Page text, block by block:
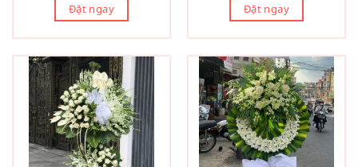
Đặt ngay Đặt ngay